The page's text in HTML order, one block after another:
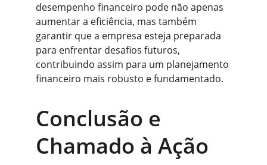
desempenho financeiro pode não apenas
aumentar a eficiência, mas também
garantir que a empresa esteja preparada
para enfrentar desafios futuros,
contribuindo assim para um planejamento
financeiro mais robusto e fundamentado.
Conclusão e
Chamado à Ação